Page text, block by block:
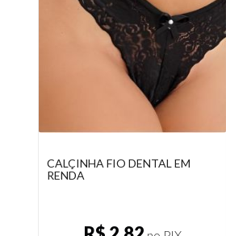
CALÇINHA FIO DENTAL EM
RENDA